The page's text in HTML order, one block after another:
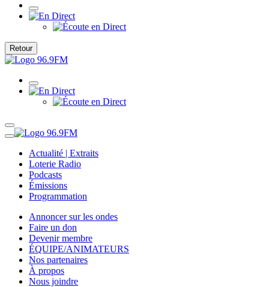
Retour
Actualité | Extraits
Loterie Radio
Podcasts
Émissions
Programmation
Annoncer sur les ondes
Faire un don
Devenir membre
ÉQUIPE/ANIMATEURS
Nos partenaires
À propos
Nous joindre